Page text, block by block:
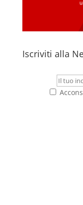
Iscriviti alla